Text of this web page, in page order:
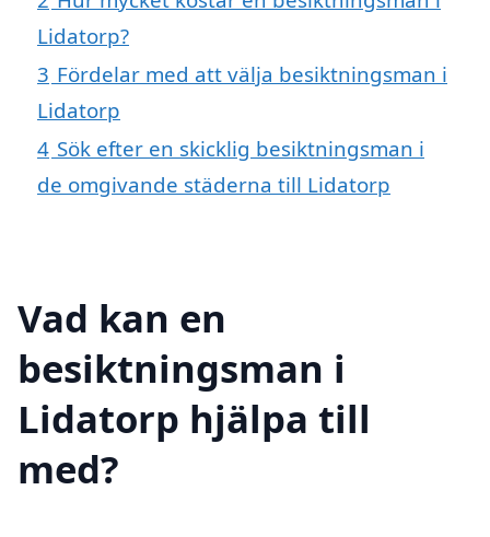
Lidatorp?
3 Fördelar med att välja besiktningsman i
Lidatorp
4 Sök efter en skicklig besiktningsman i
de omgivande städerna till Lidatorp
Vad kan en
besiktningsman i
Lidatorp hjälpa till
med?